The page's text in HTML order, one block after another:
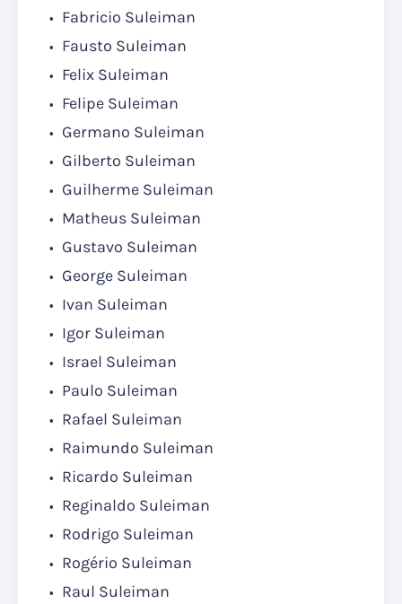
Fabricio Suleiman
Fausto Suleiman
Felix Suleiman
Felipe Suleiman
Germano Suleiman
Gilberto Suleiman
Guilherme Suleiman
Matheus Suleiman
Gustavo Suleiman
George Suleiman
Ivan Suleiman
Igor Suleiman
Israel Suleiman
Paulo Suleiman
Rafael Suleiman
Raimundo Suleiman
Ricardo Suleiman
Reginaldo Suleiman
Rodrigo Suleiman
Rogério Suleiman
Raul Suleiman